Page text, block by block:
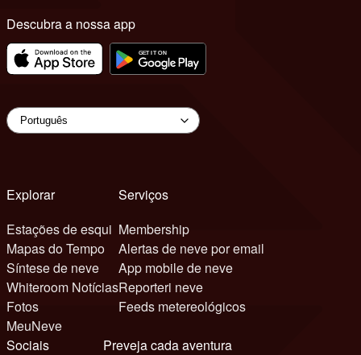
Descubra a nossa app
Explorar
Estações de esqui
Mapas do Tempo
Síntese de neve
Whiteroom Notícias
Fotos
MeuNeve
Serviços
Membership
Alertas de neve por email
App mobile de neve
Reporteri neve
Feeds metereológicos
Sociais
Preveja cada aventura